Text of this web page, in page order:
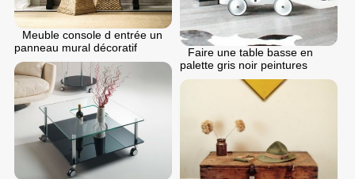
Faire une table basse en
palette gris noir peintures
Meuble console d entrée un
panneau mural décoratif